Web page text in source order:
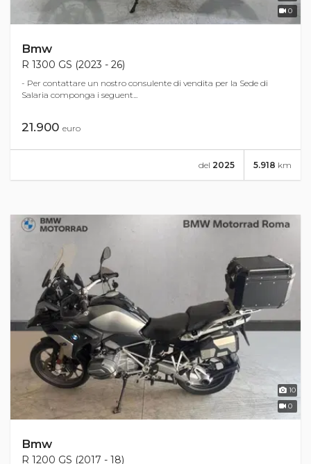
0
Bmw
R 1300 GS (2023 - 26)
- Per contattare un nostro consulente di vendita per la Sede di
Salaria componga i seguent...
21.900 euro
5.918 km
del 2025
10
0
Bmw
R 1200 GS (2017 - 18)